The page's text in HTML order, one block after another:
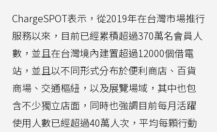
ChargeSPOT表示，從2019年在台灣市場推行
服務以來，目前已經累積超過370萬名會員人
數，並且在台灣境內建置超過12000個借電
站，並且以不同形式分布於便利商店、百貨
商場、交通樞紐，以及展覽場域，其中也包
含不少獨立店面，同時也強調目前每月活躍
使用人數已經超過40萬人次，平均每顆行動